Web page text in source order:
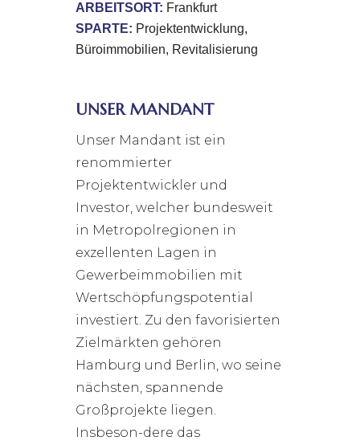
ARBEITSORT: Frankfurt
SPARTE: Projektentwicklung
Büroimmobilien
Revitalisierung
UNSER MANDANT
Unser Mandant ist ein
renommierter
Projektentwickler und
Investor, welcher bundesweit
in Metropolregionen in
exzellenten Lagen in
Gewerbeimmobilien mit
Wertschöpfungspotential
investiert. Zu den favorisierten
Zielmärkten gehören
Hamburg und Berlin, wo seine
nächsten, spannende
Großprojekte liegen.
Insbeson-dere das